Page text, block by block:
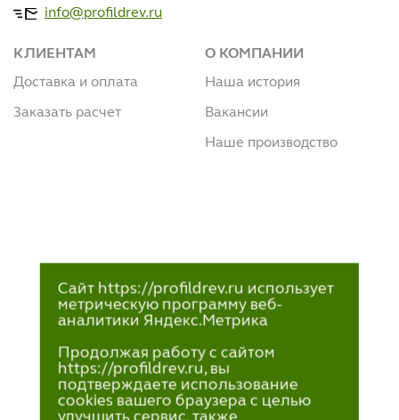
info@profildrev.ru
КЛИЕНТАМ
Доставка и оплата
Заказать расчет
О КОМПАНИИ
Наша история
Вакансии
Наше производство
Сайт https://profildrev.ru использует
метрическую программу веб-
аналитики Яндекс.Метрика
Продолжая работу с сайтом
https://profildrev.ru, вы
подтверждаете использование
cookies вашего браузера с целью